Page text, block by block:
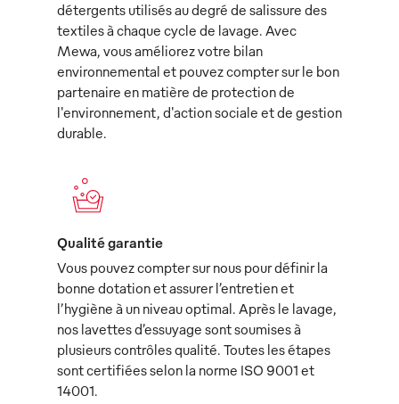
détergents utilisés au degré de salissure des
textiles à chaque cycle de lavage. Avec
Mewa, vous améliorez votre bilan
environnemental et pouvez compter sur le bon
partenaire en matière de protection de
l'environnement, d'action sociale et de gestion
durable.
Qualité garantie
Vous pouvez compter sur nous pour définir la
bonne dotation et assurer l’entretien et
l’hygiène à un niveau optimal. Après le lavage,
nos lavettes d’essuyage sont soumises à
plusieurs contrôles qualité. Toutes les étapes
sont certifiées selon la norme ISO 9001 et
14001.